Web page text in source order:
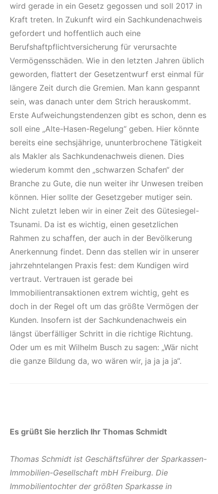
wird gerade in ein Gesetz gegossen und soll 2017 in
Kraft treten. In Zukunft wird ein Sachkundenachweis
gefordert und hoffentlich auch eine
Berufshaftpflichtversicherung für verursachte
Vermögensschäden. Wie in den letzten Jahren üblich
geworden, flattert der Gesetzentwurf erst einmal für
längere Zeit durch die Gremien. Man kann gespannt
sein, was danach unter dem Strich herauskommt.
Erste Aufweichungstendenzen gibt es schon, denn es
soll eine „Alte-Hasen-Regelung“ geben. Hier könnte
bereits eine sechsjährige, ununterbrochene Tätigkeit
als Makler als Sachkundenachweis dienen. Dies
wiederum kommt den „schwarzen Schafen“ der
Branche zu Gute, die nun weiter ihr Unwesen treiben
können. Hier sollte der Gesetzgeber mutiger sein.
Nicht zuletzt leben wir in einer Zeit des Gütesiegel-
Tsunami. Da ist es wichtig, einen gesetzlichen
Rahmen zu schaffen, der auch in der Bevölkerung
Anerkennung findet. Denn das stellen wir in unserer
jahrzehntelangen Praxis fest: dem Kundigen wird
vertraut. Vertrauen ist gerade bei
Immobilientransaktionen extrem wichtig, geht es
doch in der Regel oft um das größte Vermögen der
Kunden. Insofern ist der Sachkundenachweis ein
längst überfälliger Schritt in die richtige Richtung.
Oder um es mit Wilhelm Busch zu sagen: „Wär nicht
die ganze Bildung da, wo wären wir, ja ja ja ja“.
Es grüßt Sie herzlich Ihr Thomas Schmidt
Thomas Schmidt ist Geschäftsführer der Sparkassen-
Immobilien-Gesellschaft mbH Freiburg. Die
Immobilientochter der größten Sparkasse in